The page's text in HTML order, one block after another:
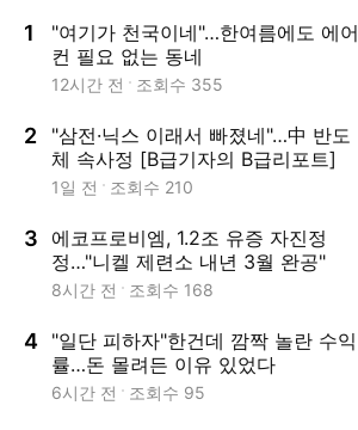
1
"여기가 천국이네"…한여름에도 에어
컨 필요 없는 동네
12시간 전 조회수 355
2
"삼전·닉스 이래서 빠졌네"…中 반도
체 속사정 [B급기자의 B급리포트]
1일 전 조회수 210
3
에코프로비엠, 1.2조 유증 자진정
정…"니켈 제련소 내년 3월 완공"
8시간 전 조회수 168
4 "일단 피하자"한건데 깜짝 놀란 수익
률…돈 몰려든 이유 있었다
6시간 전 조회수 95